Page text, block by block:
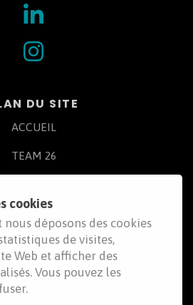
DU SITE
ACCUEIL
TEAM 26
ADHÉRER
cookies
déposons des cookies
de visites,
Web et afficher des
Vous pouvez les